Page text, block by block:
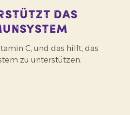
das
C, und das hilft, das
zu unterstützen.